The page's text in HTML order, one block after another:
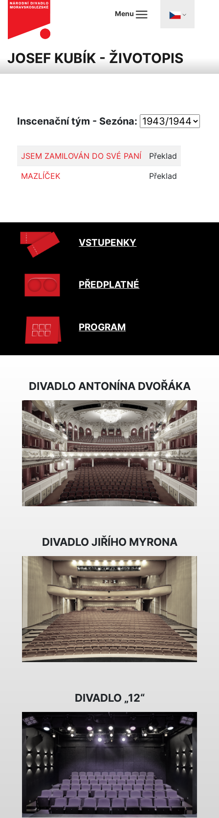
Menu
JOSEF KUBÍK - ŽIVOTOPIS
Inscenační tým - Sezóna:
JSEM ZAMILOVÁN DO SVÉ PANÍ Překlad
MAZLÍČEK Překlad
VSTUPENKY
PŘEDPLATNÉ
PROGRAM
DIVADLO ANTONÍNA DVOŘÁKA
DIVADLO JIŘÍHO MYRONA
DIVADLO „12“